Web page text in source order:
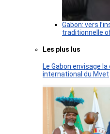
Gabon: vers
traditionnelle
Les plus lus
Le Gabon envisage
international du Mvet